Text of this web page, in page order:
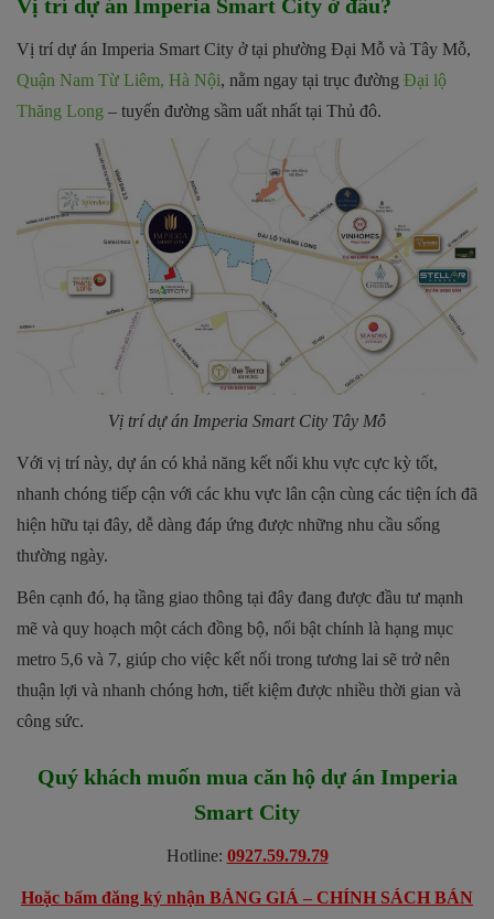
Vị trí dự án Imperia Smart City ở đâu?
Vị trí dự án Imperia Smart City ở tại phường Đại Mỗ và Tây Mỗ,
Quận Nam Từ Liêm, Hà Nội, nằm ngay tại trục đường Đại lộ
Thăng Long – tuyến đường sầm uất nhất tại Thủ đô.
Vị trí dự án Imperia Smart City Tây Mỗ
Với vị trí này, dự án có khả năng kết nối khu vực cực kỳ tốt,
nhanh chóng tiếp cận với các khu vực lân cận cùng các tiện ích đã
hiện hữu tại đây, dễ dàng đáp ứng được những nhu cầu sống
thường ngày.
Bên cạnh đó, hạ tầng giao thông tại đây đang được đầu tư mạnh
mẽ và quy hoạch một cách đồng bộ, nổi bật chính là hạng mục
metro 5,6 và 7, giúp cho việc kết nối trong tương lai sẽ trở nên
thuận lợi và nhanh chóng hơn, tiết kiệm được nhiều thời gian và
công sức.
Quý khách muốn mua căn hộ dự án Imperia
Smart City
Hotline: 0927.59.79.79
Hoặc bấm đăng ký nhận BẢNG GIÁ – CHÍNH SÁCH BÁN